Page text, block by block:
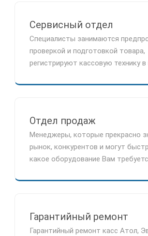
Сервисный отдел
Специалисты занимаются
проверкой и подготовкой товара,
регистрируют кассовую технику в
Отдел продаж
Менеджеры, которые прекрасно
рынок, конкурентов и могут
какое оборудование Вам
Гарантийный ремонт
Гарантийный ремонт касс Атол,